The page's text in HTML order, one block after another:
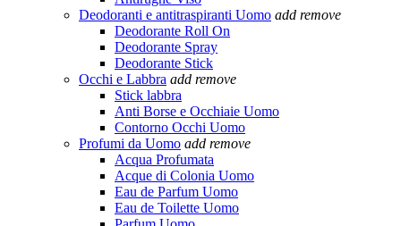
Deodoranti e antitraspiranti Uomo add remove
Deodorante Roll On
Deodorante Spray
Deodorante Stick
Occhi e Labbra add remove
Stick labbra
Anti Borse e Occhiaie Uomo
Contorno Occhi Uomo
Profumi da Uomo add remove
Acqua Profumata
Acque di Colonia Uomo
Eau de Parfum Uomo
Eau de Toilette Uomo